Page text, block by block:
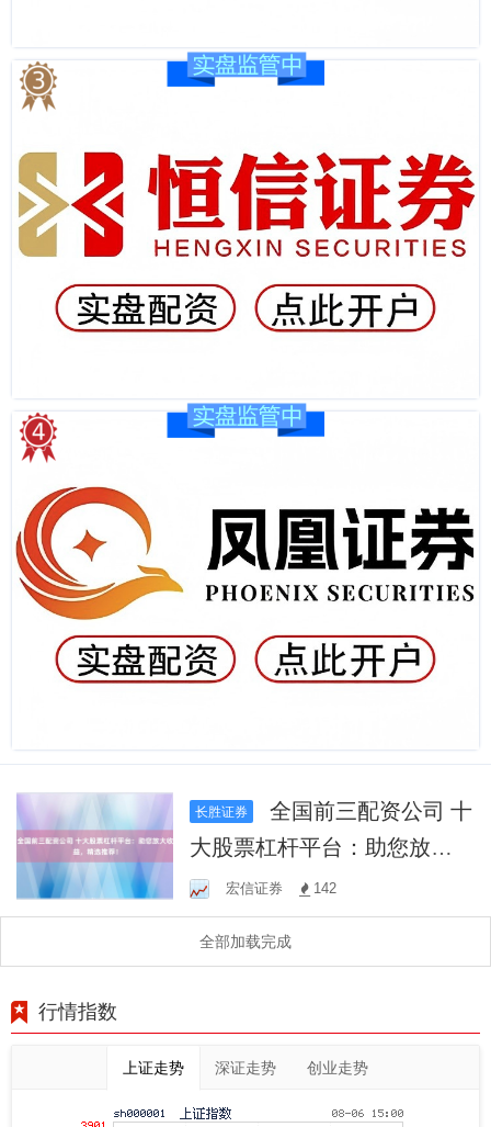
长胜证券
全国前三配资公司 十
大股票杠杆平台：助您放大
收益，精选推荐！
宏信证券 142
全部加载完成
行情指数
上证走势 深证走势 创业走势